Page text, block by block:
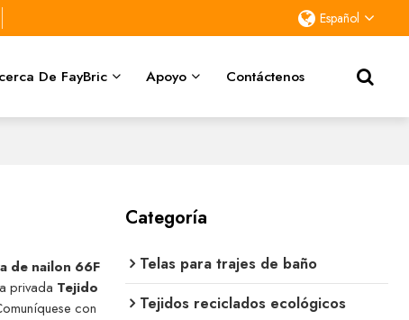
Español
De FayBric Apoyo Contáctenos
de nailon 66F
privada Tejido
con
Categoría
Telas para trajes de baño
Tejidos reciclados ecológicos